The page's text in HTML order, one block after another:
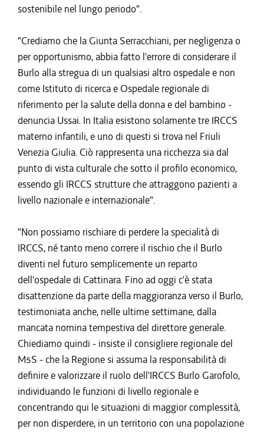
sostenibile nel lungo periodo".
"Crediamo che la Giunta Serracchiani, per negligenza o
per opportunismo, abbia fatto l'errore di considerare il
Burlo alla stregua di un qualsiasi altro ospedale e non
come Istituto di ricerca e Ospedale regionale di
riferimento per la salute della donna e del bambino -
denuncia Ussai. In Italia esistono solamente tre IRCCS
materno infantili, e uno di questi si trova nel Friuli
Venezia Giulia. Ciò rappresenta una ricchezza sia dal
punto di vista culturale che sotto il profilo economico,
essendo gli IRCCS strutture che attraggono pazienti a
livello nazionale e internazionale".
"Non possiamo rischiare di perdere la specialità di
IRCCS, né tanto meno correre il rischio che il Burlo
diventi nel futuro semplicemente un reparto
dell'ospedale di Cattinara. Fino ad oggi c'è stata
disattenzione da parte della maggioranza verso il Burlo,
testimoniata anche, nelle ultime settimane, dalla
mancata nomina tempestiva del direttore generale.
Chiediamo quindi - insiste il consigliere regionale del
M5S - che la Regione si assuma la responsabilità di
definire e valorizzare il ruolo dell'IRCCS Burlo Garofolo,
individuando le funzioni di livello regionale e
concentrando qui le situazioni di maggior complessità,
per non disperdere, in un territorio con una popolazione